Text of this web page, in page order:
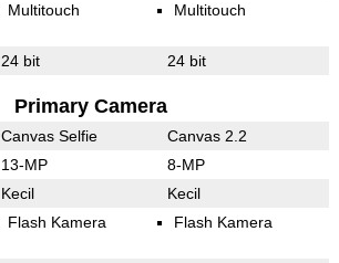
Multitouch Multitouch
24 bit 24 bit
Primary Camera
Canvas Selfie Canvas 2.2
13-MP 8-MP
Kecil Kecil
Flash Kamera Flash Kamera